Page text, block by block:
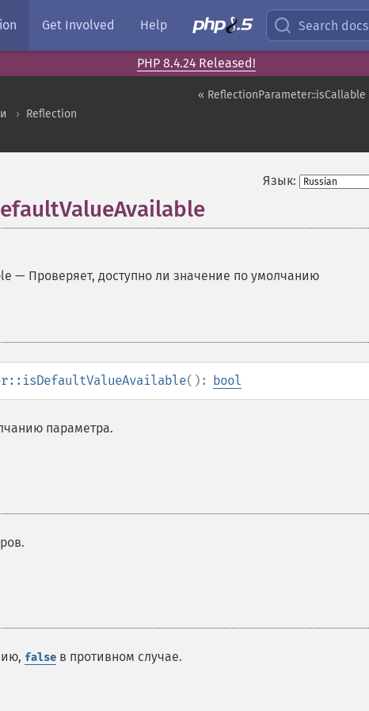
Get Involved Help Search docs
PHP 8.4.24 Released!
« ReflectionParameter::isCallable
Reflection
Язык:
— Проверяет, доступно ли значение по умолчанию
(): bool
параметра.
false в противном случае.